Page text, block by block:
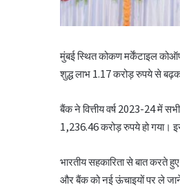
मुंबई स्थित कोकण मर्केंटाइल
शुद्ध लाभ 1.17 करोड़ रुपये से
बैंक ने वित्तीय वर्ष 2023-24 में
1,236.46 करोड़ रुपये हो गया।
भारतीय सहकारिता से बात करते
और बैंक को नई ऊंचाइयों पर ले